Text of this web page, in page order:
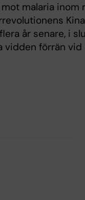
malaria inom
år senare, i
vidden förrän vid